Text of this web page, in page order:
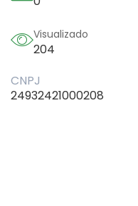
Visualizado
204
CNPJ
24932421000208